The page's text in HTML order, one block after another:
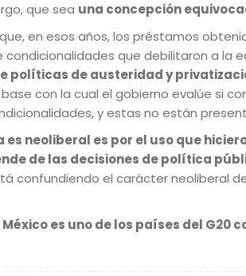
que sea una concepción
en esos años, los préstamos
que debilitaron a la
políticas de austeridad y
con la cual el gobierno evalúe si
y estas no están
es neoliberal es por el uso que
de las decisiones de política
confundiendo el carácter neoliberal
México es uno de los países del G20